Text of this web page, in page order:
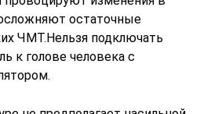
остаточные
ЧМТ.Нельзя подключать
к голове человека с